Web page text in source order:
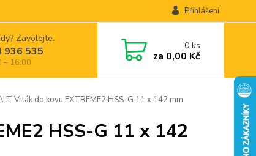
Přihlášení
Zavolejte.
936 535
– 16:00
0ks
za 0,00 Kč
Vrták do kovu EXTREME2 HSS-G 11 x 142 mm
HSS-G 11 x 142